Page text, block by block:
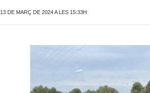
13 DE MARÇ DE 2024 A LES 15:33H